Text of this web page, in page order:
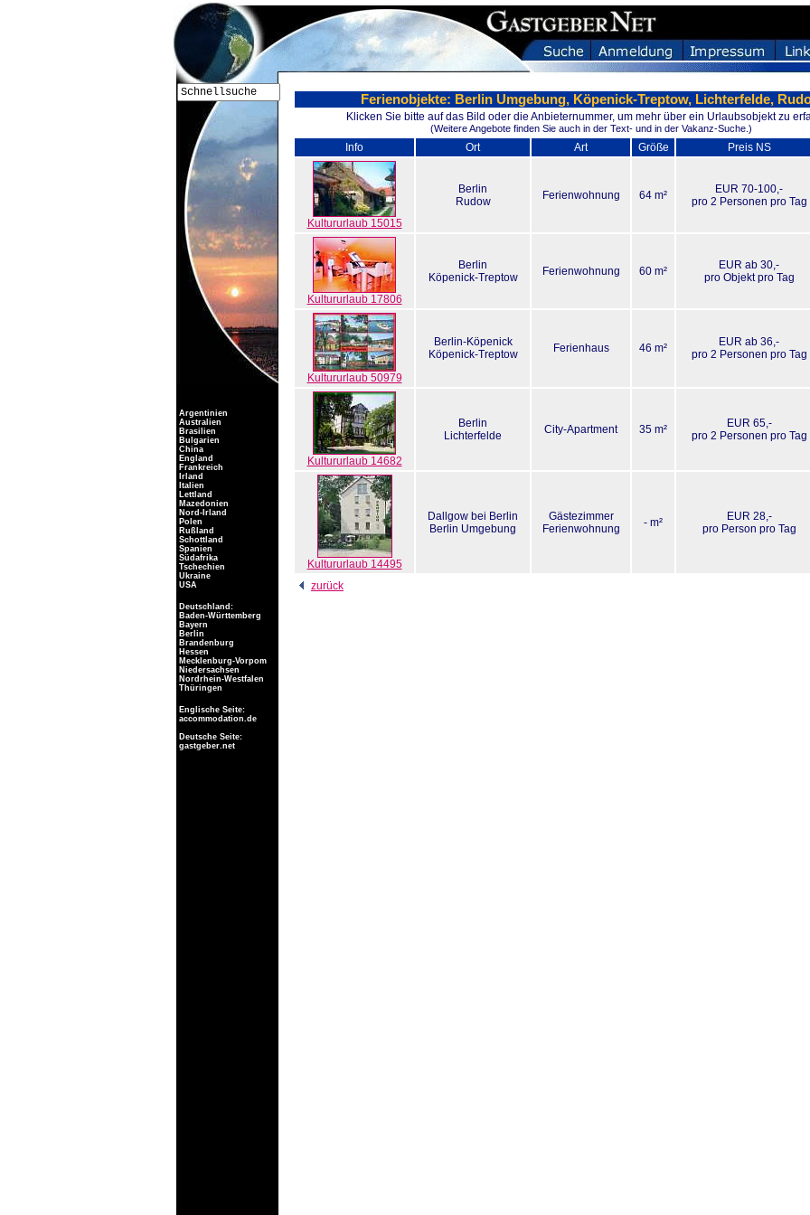
Ferienobjekte: Berlin Umgebung, Köpenick-Treptow, Lichterfelde,
Klicken Sie bitte auf das Bild oder die Anbieternummer, um mehr über ein Urlaubsobjekt zu
(Weitere Angebote finden Sie auch in der Text- und in der Vakanz-Suche.)
Info Ort Art Größe Preis NS
Kultururlaub 15015
Berlin
Rudow
Ferienwohnung 64 m²
EUR 70-100,-
pro 2 Personen pro Tag
Kultururlaub 17806
Berlin
Köpenick-Treptow
Ferienwohnung 60 m²
EUR ab 30,-
pro Objekt pro Tag
Kultururlaub 50979
Berlin-Köpenick
Köpenick-Treptow
Ferienhaus 46 m²
EUR ab 36,-
pro 2 Personen pro Tag
Kultururlaub 14682
Berlin
Lichterfelde
City-Apartment 35 m²
EUR 65,-
pro 2 Personen pro Tag
Kultururlaub 14495
Dallgow bei Berlin
Berlin Umgebung
Gästezimmer
Ferienwohnung
- m²
EUR 28,-
pro Person pro Tag
zurück
Argentinien
Australien
Brasilien
Bulgarien
China
England
Frankreich
Irland
Italien
Lettland
Mazedonien
Nord-Irland
Polen
Rußland
Schottland
Spanien
Südafrika
Tschechien
Ukraine
USA
Deutschland:
Baden-Württemberg
Bayern
Berlin
Brandenburg
Hessen
Mecklenburg-Vorpom
Niedersachsen
Nordrhein-Westfalen
Thüringen
Englische Seite:
accommodation.de
Deutsche Seite:
gastgeber.net